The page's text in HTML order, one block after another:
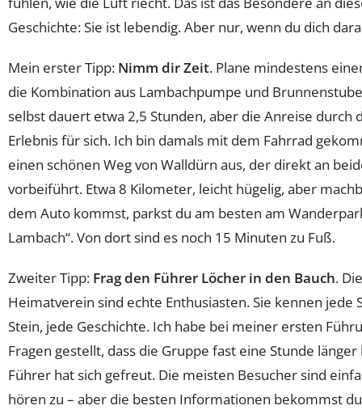
Geschichte: Sie ist lebendig. Aber nur, wenn du dich
Mein erster Tipp: Nimm dir Zeit. Plane mindestens
die Kombination aus Lambachpumpe und
selbst dauert etwa 2,5 Stunden, aber die Anreise durch
Erlebnis für sich. Ich bin damals mit dem Fahrrad
einen schönen Weg von Walldürn aus, der direkt an
vorbeiführt. Etwa 8 Kilometer, leicht hügelig, aber
dem Auto kommst, parkst du am besten am
Lambach“. Von dort sind es noch 15 Minuten zu Fuß.
Zweiter Tipp: Frag den Führer Löcher in den Bauch.
Heimatverein sind echte Enthusiasten. Sie kennen jede
Stein, jede Geschichte. Ich habe bei meiner ersten
Fragen gestellt, dass die Gruppe fast eine Stunde
Führer hat sich gefreut. Die meisten Besucher sind
hören zu – aber die besten Informationen bekommst